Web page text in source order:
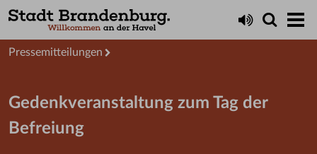
Presseservice
Pressemitteilungen
Gedenkveranstaltung zum Tag der
Befreiung